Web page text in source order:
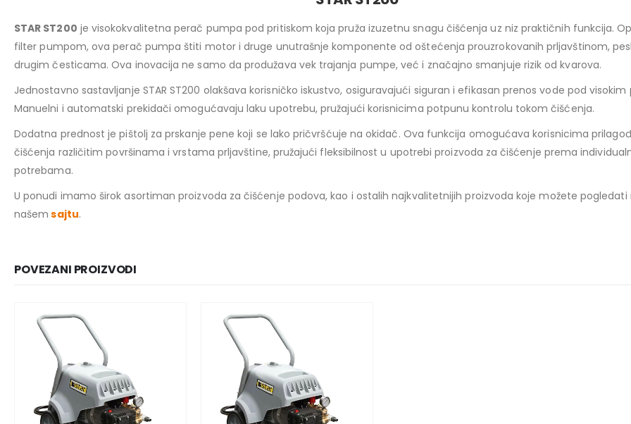
STAR ST200 je visokokvalitetna perač pumpa pod pritiskom koja pruža izuzetnu snagu čišćenja uz niz praktičnih funkcija.
filter pumpom, ova perač pumpa štiti motor i druge unutrašnje komponente od oštećenja prouzrokovanih prljavštinom,
drugim česticama. Ova inovacija ne samo da produžava vek trajanja pumpe, već i značajno smanjuje rizik od kvarova.
Jednostavno sastavljanje STAR ST200 olakšava korisničko iskustvo, osiguravajući siguran i efikasan prenos vode pod visokim
Manuelni i automatski prekidači omogućavaju laku upotrebu, pružajući korisnicima potpunu kontrolu tokom čišćenja.
Dodatna prednost je pištolj za prskanje pene koji se lako pričvršćuje na okidač. Ova funkcija omogućava korisnicima
čišćenja različitim površinama i vrstama prljavštine, pružajući fleksibilnost u upotrebi proizvoda za čišćenje prema
potrebama.
U ponudi imamo širok asortiman proizvoda za čišćenje podova, kao i ostalih najkvalitetnijih proizvoda koje možete pogledati
našem sajtu.
POVEZANI PROIZVODI